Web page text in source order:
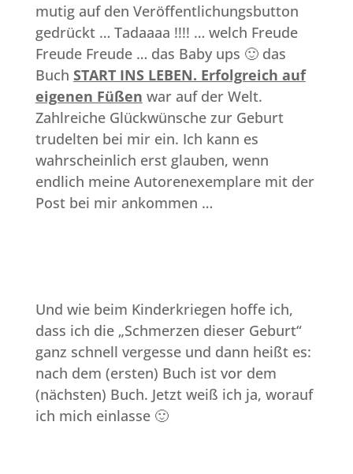
mutig auf den Veröffentlichungsbutton
gedrückt … Tadaaaa !!!! … welch Freude
Freude Freude … das Baby ups 🙂 das
Buch START INS LEBEN. Erfolgreich auf
eigenen Füßen war auf der Welt.
Zahlreiche Glückwünsche zur Geburt
trudelten bei mir ein. Ich kann es
wahrscheinlich erst glauben, wenn
endlich meine Autorenexemplare mit der
Post bei mir ankommen …
Und wie beim Kinderkriegen hoffe ich,
dass ich die „Schmerzen dieser Geburt“
ganz schnell vergesse und dann heißt es:
nach dem (ersten) Buch ist vor dem
(nächsten) Buch. Jetzt weiß ich ja, worauf
ich mich einlasse 🙂